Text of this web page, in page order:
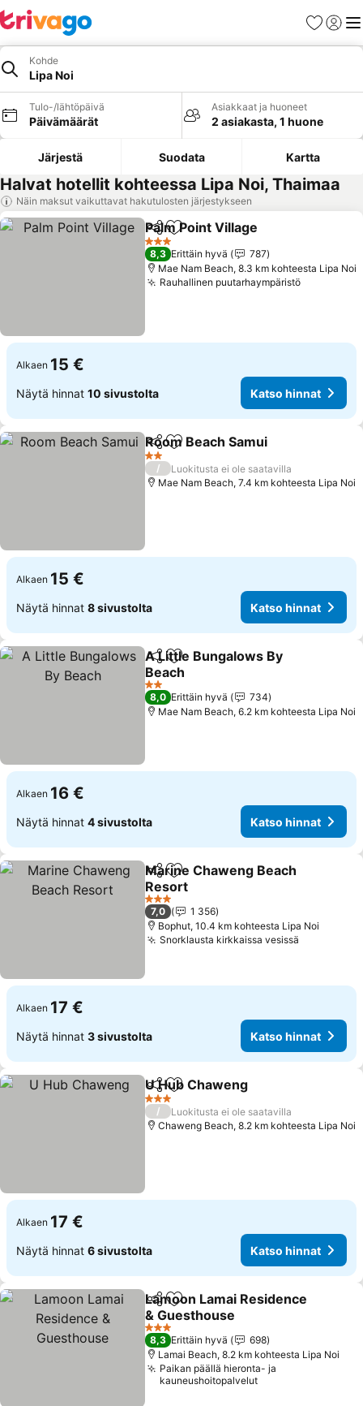
Suosikit
Kohde
Lipa Noi
Tulo-/lähtöpäivä
Päivämäärät
Asiakkaat ja huoneet
2 asiakasta, 1 huone
Järjestä Suodata Kartta
Halvat hotellit kohteessa Lipa Noi, Thaimaa
Näin maksut vaikuttavat hakutulosten järjestykseen
Jaa Lisää suosikkeihin
Palm Point Village
3 Tähtiluokitus
8,3 Erittäin hyvä
787
Mae Nam Beach, 8.3 km kohteesta Lipa Noi
Rauhallinen puutarhaympäristöKatso
Alkaen 15 €
Näytä hinnat 10 sivustolta Katso hinnat
Jaa Lisää suosikkeihin
Room Beach Samui
2 Tähtiluokitus
/
Luokitusta ei ole saatavilla
Mae Nam Beach, 7.4 km kohteesta Lipa Noi
Alkaen 15 €
Näytä hinnat 8 sivustolta Katso hinnat
Jaa Lisää suosikkeihin
A Little Bungalows By
Beach
Katso hinnat
2 Tähtiluokitus
8,0 Erittäin hyvä
734
Mae Nam Beach, 6.2 km kohteesta Lipa Noi
Alkaen 16 €
Näytä hinnat 4 sivustolta Katso hinnat
Jaa Lisää suosikkeihin
Marine Chaweng Beach
Resort
Katso hinnat
3 Tähtiluokitus
7,0
1 356
Bophut, 10.4 km kohteesta Lipa Noi
Snorklausta kirkkaissa vesissä
Alkaen 17 €
Näytä hinnat 3 sivustolta Katso hinnat
Jaa Lisää suosikkeihin
U Hub Chaweng
3 Tähtiluokitus
/
Luokitusta ei ole saatavilla
Chaweng Beach, 8.2 km kohteesta Lipa Noi
Alkaen 17 €
Näytä hinnat 6 sivustolta Katso hinnat
Jaa Lisää suosikkeihin
Lamoon Lamai Residence
& Guesthouse
Katso hinnat
3 Tähtiluokitus
8,3 Erittäin hyvä
698
Lamai Beach, 8.2 km kohteesta Lipa Noi
Paikan päällä hieronta- ja
kauneushoitopalvelut